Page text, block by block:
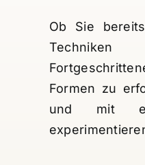
Ob Sie
Formen zu
und mit